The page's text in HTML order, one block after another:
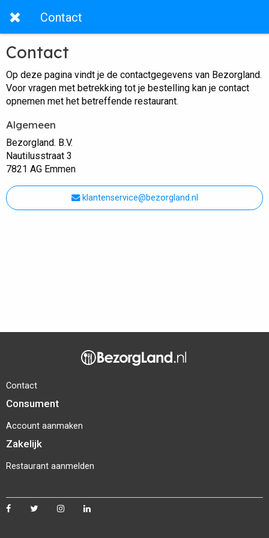
Contact
Contact
Op deze pagina vindt je de contactgegevens van Bezorgland.
Voor vragen met betrekking tot je bestelling kan je contact
opnemen met het betreffende restaurant.
Algemeen
Bezorgland. B.V.
Nautilusstraat 3
7821 AG Emmen
klantenservice@bezorgland.nl
Contact
Consument
Account aanmaken
Zakelijk
Restaurant aanmelden